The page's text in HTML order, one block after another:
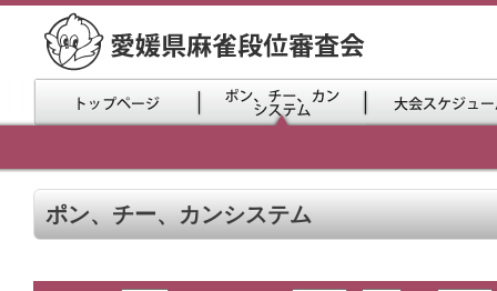
ポン、チー、カンシステム